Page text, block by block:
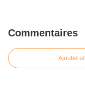
Commentaires
Ajouter